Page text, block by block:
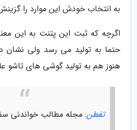
به انتخاب خودش این موارد را
اگرچه که ثبت این پتنت به این
حتما به تولید می رسد ولی
هنوز هم به تولید گوشی های تاشو
تفطن: مجله مطالب خواندنی